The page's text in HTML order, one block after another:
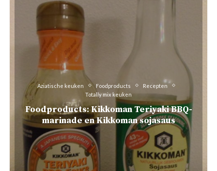
Aziatische keuken Foodproducts
Recepten
Totally mix keuken
Foodproducts: Kikkoman Teriyaki BBQ-
marinade en Kikkoman sojasaus